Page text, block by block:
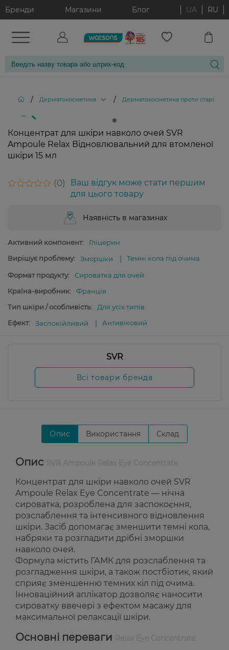
Бренди Магазини Блог UA RU
/ Дерматокосметика / Дерматокосметика проти старіння
Концентрат для шкіри навколо очей SVR
Ampoule Relax Відновлювальний для втомленої
шкіри 15 мл
0
Ваш відгук може стати першим
для цього товару
Наявність в магазинах
Активний компонент:
Гліцерин
Вирішує проблему:
Зморшки Темні кола під очима
Формат продукту:
Сироватка для очей
Країна-виробник:
Франція
Тип шкіри / особливість:
Для усіх типів
Ефект:
Заспокійливий Антивіковий
SVR
Всі товари бренда
Опис Використання Склад
Опис
Концентрат для шкіри навколо очей SVR
Ampoule Relax Eye Concentrate — нічна
сироватка, розроблена для заспокоєння,
розслаблення та інтенсивного відновлення
шкіри. Засіб допомагає зменшити темні кола,
набряки та розгладити дрібні зморшки
навколо очей.
Формула містить ГАМК для розслаблення та
розгладження шкіри, а також постбіотик, який
сприяє зменшенню темних кіл під очима.
Інноваційний аплікатор дозволяє наносити
сироватку ввечері з ефектом масажу для
максимальної релаксації шкіри.
Основні переваги